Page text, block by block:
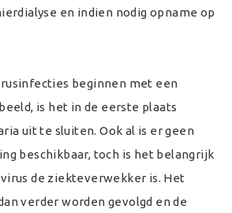
en indien nodig opname op
beginnen met een
is het in de eerste plaats
uit te sluiten. Ook al is er geen
beschikbaar, toch is het belangrijk
de ziekteverwekker is. Het
verder worden gevolgd en de